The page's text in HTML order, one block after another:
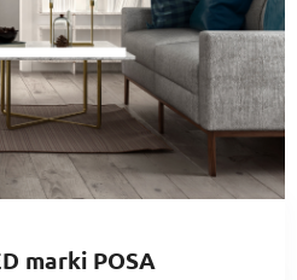
marki POSA